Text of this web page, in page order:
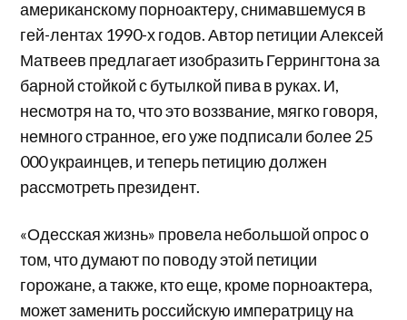
американскому порноактеру, снимавшемуся в
гей-лентах 1990-х годов. Автор петиции Алексей
Матвеев предлагает изобразить Геррингтона за
барной стойкой с бутылкой пива в руках. И,
несмотря на то, что это воззвание, мягко говоря,
немного странное, его уже подписали более 25
000 украинцев, и теперь петицию должен
рассмотреть президент.
«Одесская жизнь» провела небольшой опрос о
том, что думают по поводу этой петиции
горожане, а также, кто еще, кроме порноактера,
может заменить российскую императрицу на